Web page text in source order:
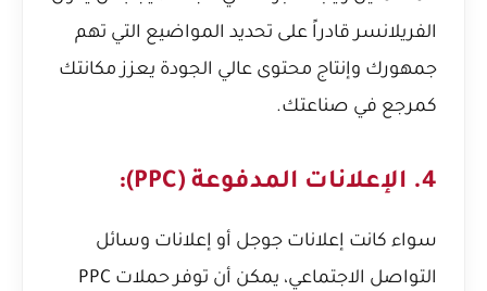
الفريلانسر قادراً على تحديد المواضيع التي تهم
جمهورك وإنتاج محتوى عالي الجودة يعزز مكانتك
كمرجع في صناعتك.
4. الإعلانات المدفوعة (PPC):
سواء كانت إعلانات جوجل أو إعلانات وسائل
التواصل الاجتماعي، يمكن أن توفر حملات PPC